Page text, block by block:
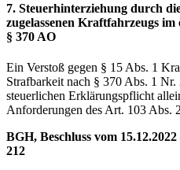
7. Steuerhinterziehung durch
zugelassenen Kraftfahrzeugs
§ 370 AO
Ein Verstoß gegen § 15 Abs. 1
Strafbarkeit nach § 370 Abs. 1
steuerlichen Erklärungspflicht
Anforderungen des Art. 103 Abs.
BGH, Beschluss vom
212